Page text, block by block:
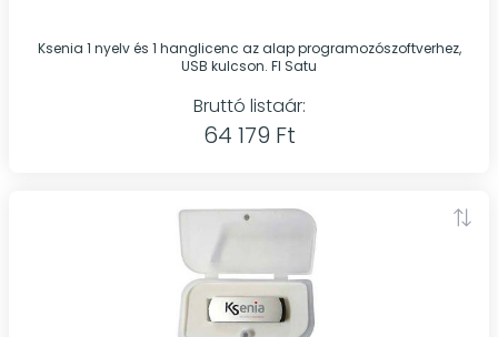
Ksenia 1 nyelv és 1 hanglicenc az alap programozószoftverhez,
USB kulcson. FI Satu
Bruttó listaár:
64 179 Ft